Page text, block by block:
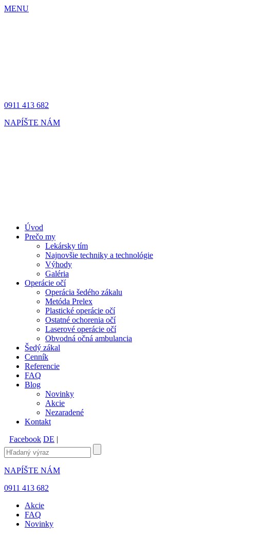
MENU
0911 413 682
NAPÍŠTE NÁM
Úvod
Prečo my
Lekársky tím
Najnovšie techniky a technológie
Výhody
Galéria
Operácie očí
Operácia šedého zákalu
Metóda Prelex
Plastické operácie očí
Ostatné ochorenia očí
Laserové operácie očí
Obvodná očná ambulancia
Šedý zákal
Cenník
Referencie
FAQ
Blog
Novinky
Akcie
Nezaradené
Kontakt
Facebook DE |
NAPÍŠTE NÁM
0911 413 682
Akcie
FAQ
Novinky